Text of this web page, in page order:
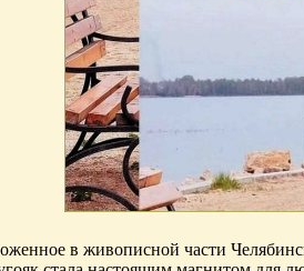
в живописной части